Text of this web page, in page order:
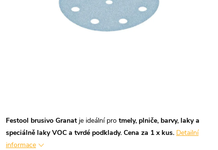
Festool brusivo Granat je ideální pro tmely, plniče, barvy, laky a
speciálně laky VOC a tvrdé podklady. Cena za 1 x kus. Detailní
informace